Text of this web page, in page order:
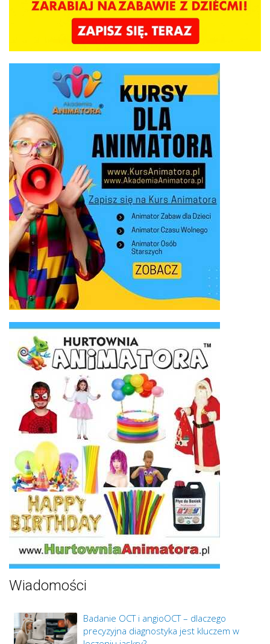
Wiadomości
Badanie OCT i angioOCT – dlaczego
precyzyjna diagnostyka jest kluczem w